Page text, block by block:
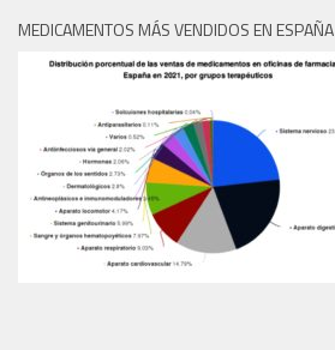
MEDICAMENTOS MÁS VENDIDOS EN ESPAÑA